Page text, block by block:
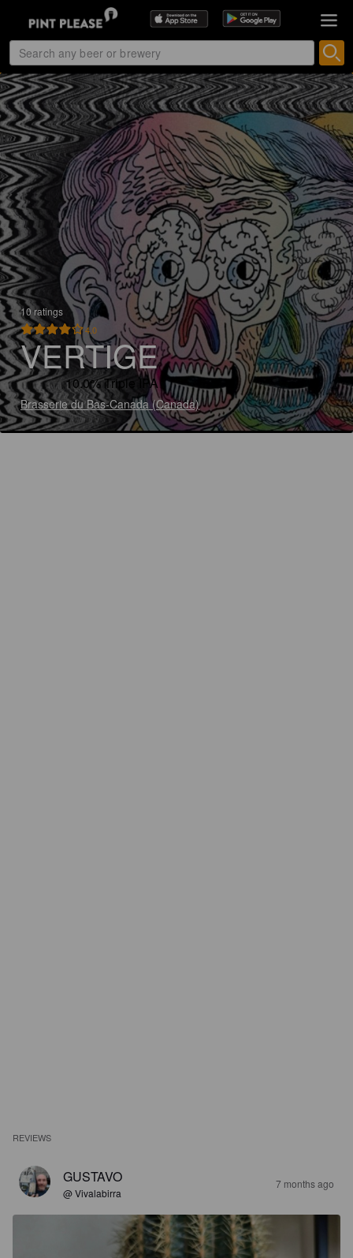
10 ratings
4.0
VERTIGE
10.0% Triple IPA
Brasserie du Bas-Canada (Canada)
REVIEWS
GUSTAVO
@ Vivalabirra
7 months ago